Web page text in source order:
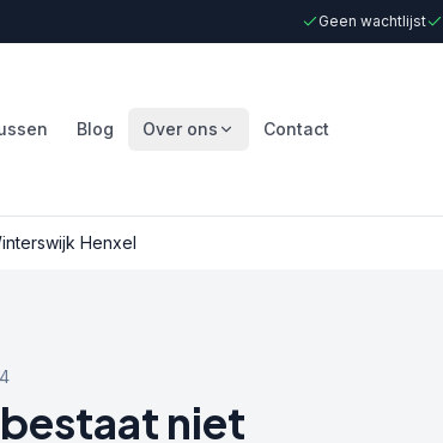
Geen wachtlijst
Blog Over ons Contact
Henxel
niet